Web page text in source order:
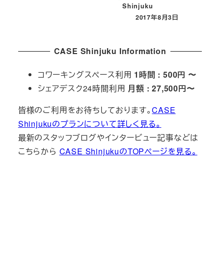
Shinjuku
投稿日
2017年8月3日
CASE Shinjuku Information
コワーキングスペース利用 1時間 : 500円 〜
シェアデスク24時間利用 月額 : 27,500円〜
皆様のご利用をお待ちしております。CASE
Shinjukuのプランについて詳しく見る。
最新のスタッフブログやインタービュー記事などは
こちらから CASE ShinjukuのTOPページを見る。